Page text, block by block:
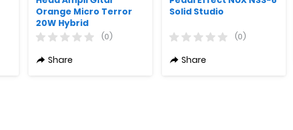
Orange Micro Terror
20W Hybrid
(0)
Share
Solid Studio
(0)
Share